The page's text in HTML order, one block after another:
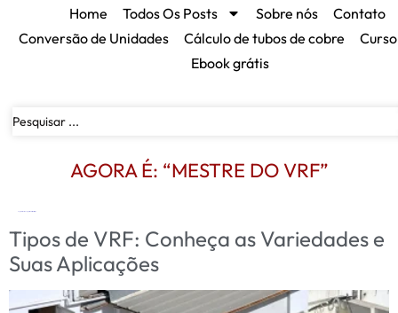
Home Todos Os Posts Sobre nós
Contato
Conversão de Unidades
Cálculo de tubos de cobre
Ebook grátis
AGORA É: “MESTRE DO VRF”
Tipos de VRF: Conheça as Variedades e
Suas Aplicações